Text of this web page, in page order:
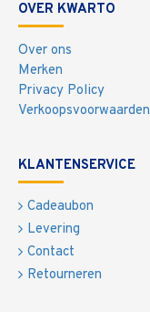
OVER KWARTO
Over ons
Merken
Privacy Policy
Verkoopsvoorwaarden
KLANTENSERVICE
Cadeaubon
Levering
Contact
Retourneren